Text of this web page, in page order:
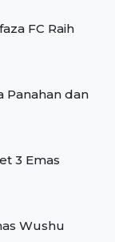
FC Raih
Panahan dan
3 Emas
Wushu